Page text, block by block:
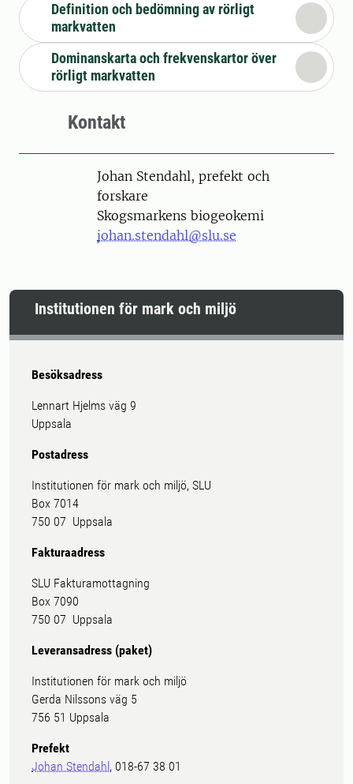
Definition och bedömning av rörligt
markvatten
Dominanskarta och frekvenskartor över
rörligt markvatten
Kontakt
PersonJohan Stendahl, prefekt och
forskare
Skogsmarkens biogeokemi
johan.stendahl@slu.se
Institutionen för mark och miljö
Besöksadress
Lennart Hjelms väg 9
Uppsala
Postadress
Institutionen för mark och miljö, SLU
Box 7014
750 07 Uppsala
Fakturaadress
SLU Fakturamottagning
Box 7090
750 07 Uppsala
Leveransadress (paket)
Institutionen för mark och miljö
Gerda Nilssons väg 5
756 51 Uppsala
Prefekt
Johan Stendahl, 018-67 38 01